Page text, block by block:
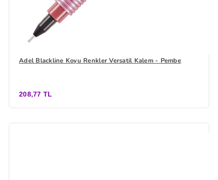
Adel Blackline Koyu Renkler Versatil Kalem - Pembe
208,77 TL